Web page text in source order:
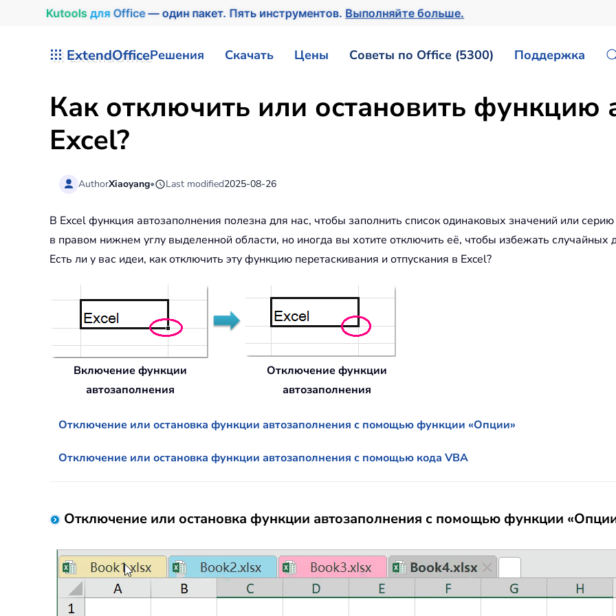
Kutools для Office— один пакет. Пять инструментов.Выполняйте больше.
ExtendOfficeРешения Скачать Цены Советы по Office (5300) Поддержка
Как отключить или остановить функцию
Excel?
AuthorXiaoyang• Last modified2025-08-26
В Excel функция автозаполнения полезна для нас, чтобы заполнить список одинаковых значений или
в правом нижнем углу выделенной области, но иногда вы хотите отключить её, чтобы избежать
Есть ли у вас идеи, как отключить эту функцию перетаскивания и отпускания в Excel?
Включение функции
автозаполнения
Отключение функции
автозаполнения
Отключение или остановка функции автозаполнения с помощью функции «Опции»
Отключение или остановка функции автозаполнения с помощью кода VBA
Отключение или остановка функции автозаполнения с помощью функции